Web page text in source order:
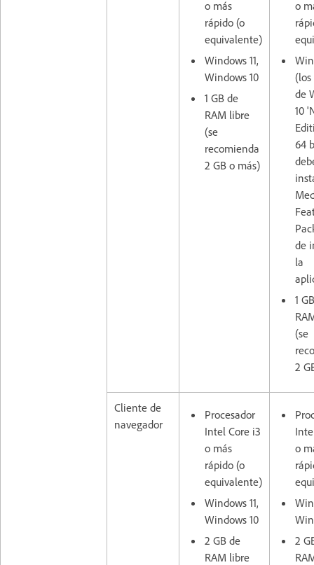
o más
rápido (o
equivalente)
Windows 11,
Windows 10
1 GB de
RAM libre
(se
recomienda
2 GB o más)
o
(los
de
10
64
de
la
1
(se
2
Cliente de
navegador
Procesador
Intel Core i3
o más
rápido (o
equivalente)
Windows 11,
Windows 10
2 GB de
RAM libre
o
2